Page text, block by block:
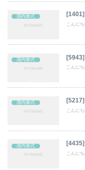
国内株式
こんに
国内株式 [5943]
こんに
国内株式
こんに
国内株式
こんに